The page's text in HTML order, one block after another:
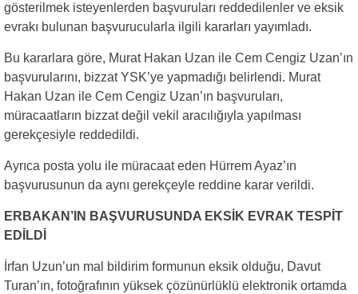
gösterilmek isteyenlerden başvuruları reddedilenler ve eksik
evrakı bulunan başvurucularla ilgili kararları yayımladı.
Bu kararlara göre, Murat Hakan Uzan ile Cem Cengiz Uzan’ın
başvurularını, bizzat YSK’ye yapmadığı belirlendi. Murat
Hakan Uzan ile Cem Cengiz Uzan’ın başvuruları,
müracaatların bizzat değil vekil aracılığıyla yapılması
gerekçesiyle reddedildi.
Ayrıca posta yolu ile müracaat eden Hürrem Ayaz’ın
başvurusunun da aynı gerekçeyle reddine karar verildi.
ERBAKAN’IN BAŞVURUSUNDA EKSİK EVRAK TESPİT
EDİLDİ
İrfan Uzun’un mal bildirim formunun eksik olduğu, Davut
Turan’ın, fotoğrafının yüksek çözünürlüklü elektronik ortamda